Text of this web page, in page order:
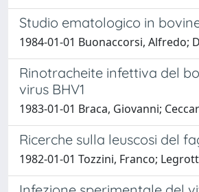
Studio ematologico in
1984-01-01 Buonaccorsi, Alfredo;
Rinotracheite infettiva del
virus BHV1
1983-01-01 Braca, Giovanni;
Ricerche sulla leuscosi del
1982-01-01 Tozzini, Franco;